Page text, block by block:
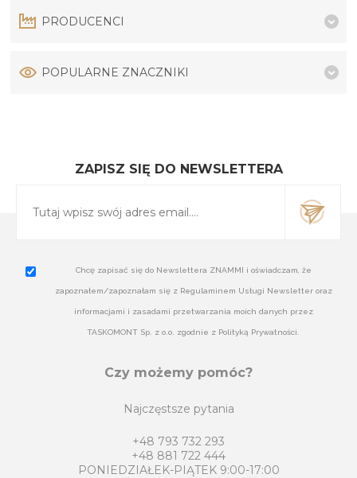
PRODUCENCI
POPULARNE ZNACZNIKI
ZAPISZ SIĘ DO NEWSLETTERA
Chcę zapisać się do Newslettera ZNAMMI i oświadczam, że
zapoznałem/zapoznałam się z Regulaminem Usługi Newsletter oraz
informacjami i zasadami przetwarzania moich danych przez
TASKOMONT Sp. z o.o. zgodnie z Polityką Prywatności.
Czy możemy pomóc?
Najczęstsze pytania
+48 793 732 293
+48 881 722 444
PONIEDZIAŁEK-PIĄTEK 9:00-17:00